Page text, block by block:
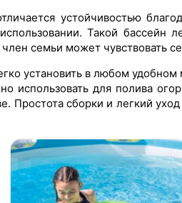
устойчивостью
Такой бассейн
семьи может чувствовать
установить в любом
использовать для полива
Простота сборки и легкий